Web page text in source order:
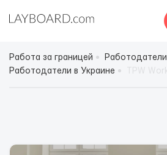
Работа за границей
Работодатели
Работодатели в Украине